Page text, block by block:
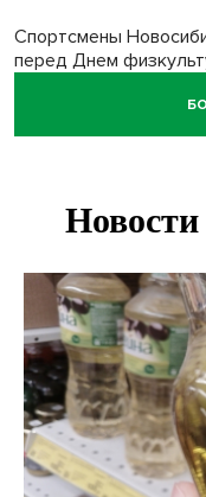
Спортсмены
перед Днем
Фейковые письма о
Миллион за переезд:
О похолодании в
Новосибирске
В Новосибирске
страховки